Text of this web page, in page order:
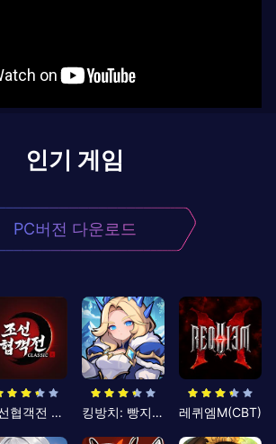
인기 게임
PC버전 다운로드
조선협객전 클래식 킹방치: 빵지의 제왕 레퀴엠M(CBT)